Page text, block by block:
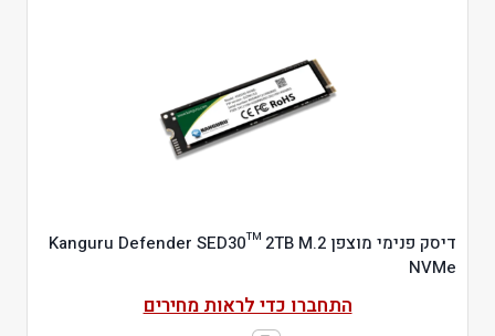
דיסק פנימי מוצפן Kanguru Defender SED30™ 2TB M.2
NVMe
התחברו כדי לראות מחירים